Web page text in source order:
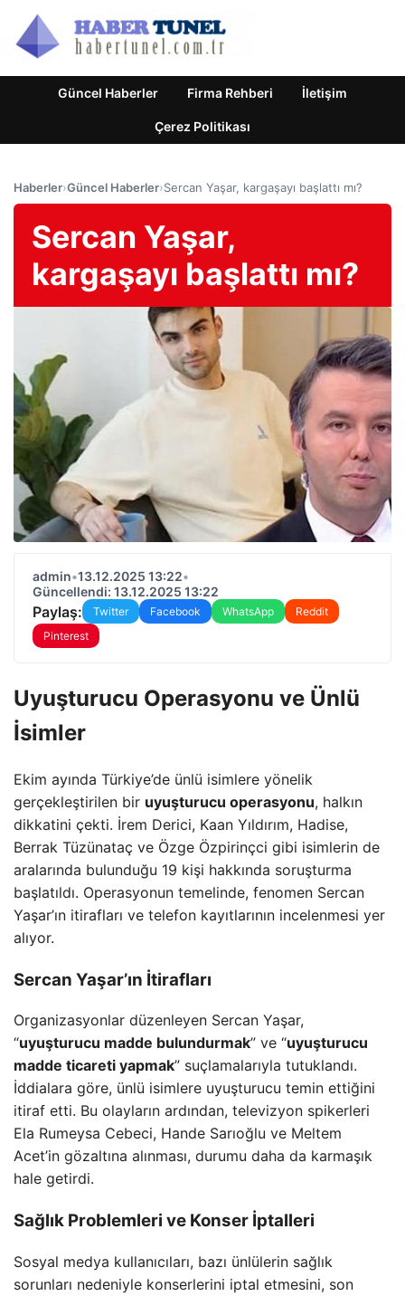
Güncel Haberler Firma Rehberi İletişim
Çerez Politikası
Haberler›Güncel Haberler›Sercan Yaşar, kargaşayı başlattı mı?
Sercan Yaşar,
kargaşayı başlattı mı?
admin•13.12.2025 13:22•
Güncellendi: 13.12.2025 13:22
Paylaş: Twitter Facebook WhatsApp
Reddit
Pinterest
Uyuşturucu Operasyonu ve Ünlü
İsimler
Ekim ayında Türkiye’de ünlü isimlere yönelik
gerçekleştirilen bir uyuşturucu operasyonu, halkın
dikkatini çekti. İrem Derici, Kaan Yıldırım, Hadise,
Berrak Tüzünataç ve Özge Özpirinçci gibi isimlerin de
aralarında bulunduğu 19 kişi hakkında soruşturma
başlatıldı. Operasyonun temelinde, fenomen Sercan
Yaşar’ın itirafları ve telefon kayıtlarının incelenmesi yer
alıyor.
Sercan Yaşar’ın İtirafları
Organizasyonlar düzenleyen Sercan Yaşar,
“uyuşturucu madde bulundurmak” ve “uyuşturucu
madde ticareti yapmak” suçlamalarıyla tutuklandı.
İddialara göre, ünlü isimlere uyuşturucu temin ettiğini
itiraf etti. Bu olayların ardından, televizyon spikerleri
Ela Rumeysa Cebeci, Hande Sarıoğlu ve Meltem
Acet’in gözaltına alınması, durumu daha da karmaşık
hale getirdi.
Sağlık Problemleri ve Konser İptalleri
Sosyal medya kullanıcıları, bazı ünlülerin sağlık
sorunları nedeniyle konserlerini iptal etmesini, son